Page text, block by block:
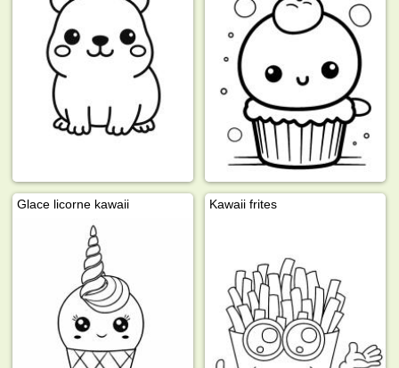
Glace licorne kawaii Kawaii frites